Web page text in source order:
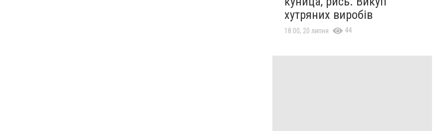
хутряних виробів
18:00, 20 липня 44